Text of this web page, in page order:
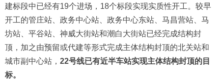
建标段中已经有19个进场，18个标段实现实质性开工。较早
开工的管庄站、政务中心站、政务中心东站、马昌营站、马
坊站、平谷站、神威大街站和潮白大街站已经完成结构封
顶，加之由预留或代建等形式完成主体结构封顶的北关站和
城市副中心站， 22号线已有近半车站实现主体结构封顶的目
标。